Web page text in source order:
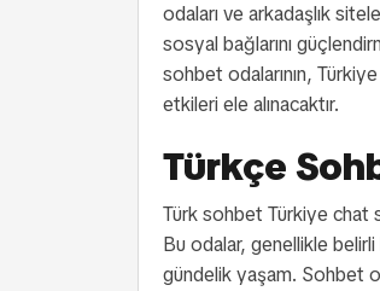
odaları ve arkadaşlık
sosyal bağlarını
sohbet odalarının,
etkileri ele alınacaktır.
Türkçe
Türk sohbet Türkiye chat
Bu odalar, genellikle
gündelik yaşam. Sohbet